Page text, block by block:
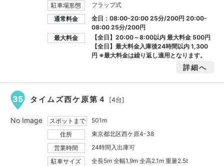
駐車場形態
フラップ式
通常料金
全日：08:00-20:00 25分/200円 20:00-
08:00 25分/200円
最大料金
【全日】20:00～8:00以内 最大料金 500円
【全日】最大料金入庫後24時間以内1,300
円 ※最大料金は繰り返し適用となります。
詳細へ
35 タイムズ西ケ原第４ [4台]
スポットまで
501m
住所
東京都北区西ケ原4-38
営業時間
24時間入出庫可
駐車サイズ
全長5m 全幅1.9m 全高2.1m 重量2.5t
No Image